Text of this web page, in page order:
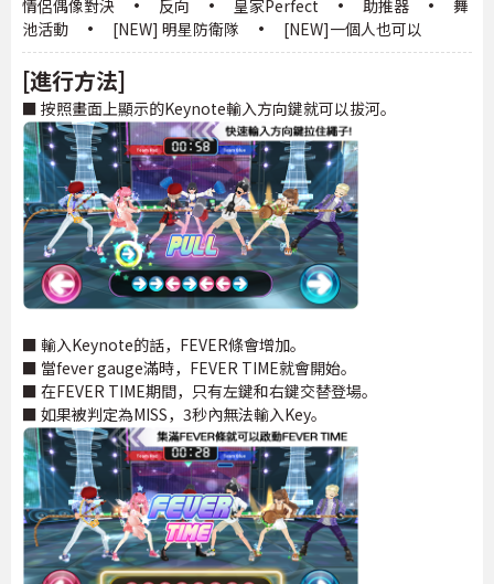
情侶偶像對決
· 反向 · 皇家Perfect · 助推器 ·
舞
池活動
· [NEW] 明星防衛隊 · [NEW]一個人也可以
[進行方法]
■ 按照畫面上顯示的Keynote輸入方向鍵就可以拔河。
■ 輸入Keynote的話，FEVER條會增加。
■ 當fever gauge滿時，FEVER TIME就會開始。
■ 在FEVER TIME期間，只有左鍵和右鍵交替登場。
■ 如果被判定為MISS，3秒內無法輸入Key。